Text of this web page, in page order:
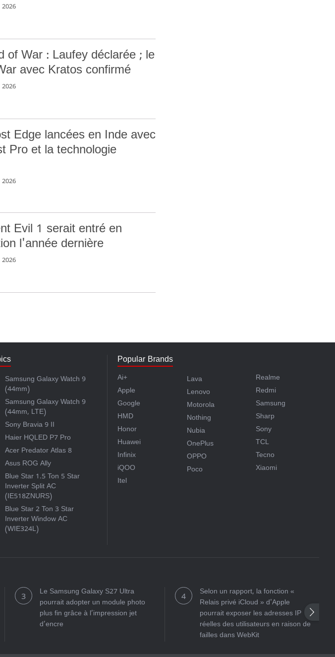
of War : Laufey déclarée ; le
avec Kratos confirmé
Edge lancées en Inde avec
Pro et la technologie
Evil 1 serait entré en
l'année dernière
Samsung Galaxy Watch 9
(44mm)
Samsung Galaxy Watch 9
(44mm, LTE)
Sony Bravia 9 II
Haier HQLED P7 Pro
Acer Predator Atlas 8
Asus ROG Ally
Blue Star 1.5 Ton 5 Star
Inverter Split AC
(IE518ZNURS)
Blue Star 2 Ton 3 Star
Inverter Window AC
(WIE324L)
Popular Brands
Ai+
Apple
Google
HMD
Honor
Huawei
Infinix
iQOO
Itel
Lava
Lenovo
Motorola
Nothing
Nubia
OnePlus
OPPO
Poco
Realme
Redmi
Samsung
Sharp
Sony
TCL
Tecno
Xiaomi
Le Samsung Galaxy S27 Ultra
pourrait adopter un module photo
plus fin grâce à l’impression jet
d’encre
Selon un rapport, la fonction «
Relais privé iCloud » d'Apple
pourrait exposer les adresses IP
réelles des utilisateurs en raison de
failles dans WebKit